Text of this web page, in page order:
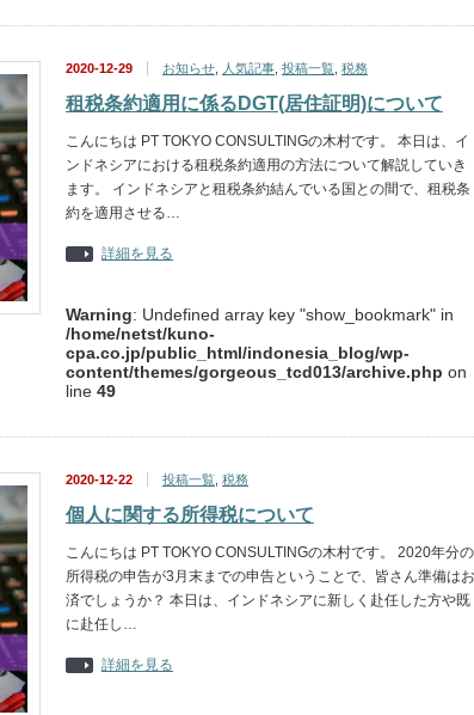
2020-12-29 お知らせ 人気記事 投稿一覧 税務
租税条約適用に係るDGT(居住証明)について
こんにちは PT TOKYO CONSULTINGの木村です。 本日は、イ
ンドネシアにおける租税条約適用の方法について解説していき
ます。 インドネシアと租税条約結んでいる国との間で、租税条
約を適用させる…
詳細を見る
Warning: Undefined array key "show_bookmark" in
/home/netst/kuno-
cpa.co.jp/public_html/indonesia_blog/wp-
content/themes/gorgeous_tcd013/archive.php on
line 49
2020-12-22 投稿一覧 税務
個人に関する所得税について
こんにちは PT TOKYO CONSULTINGの木村です。 2020年分の
所得税の申告が3月末までの申告ということで、皆さん準備はお
済でしょうか？ 本日は、インドネシアに新しく赴任した方や既
に赴任し…
詳細を見る